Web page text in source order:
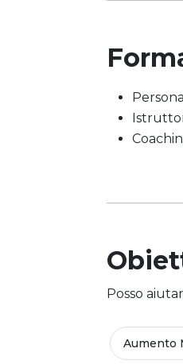
Posso
Aumento